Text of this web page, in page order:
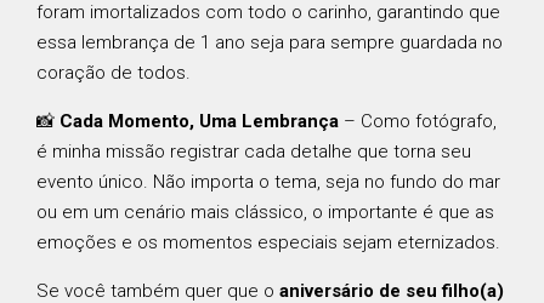
foram imortalizados com todo o carinho, garantindo que
essa lembrança de 1 ano seja para sempre guardada no
coração de todos.
📸 Cada Momento, Uma Lembrança – Como fotógrafo,
é minha missão registrar cada detalhe que torna seu
evento único. Não importa o tema, seja no fundo do mar
ou em um cenário mais clássico, o importante é que as
emoções e os momentos especiais sejam eternizados.
Se você também quer que o aniversário de seu filho(a)